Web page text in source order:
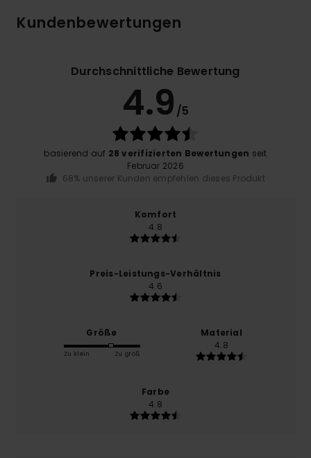
Kundenbewertungen
Durchschnittliche Bewertung
4.9 /5
basierend auf 28 verifizierten Bewertungen seit
Februar 2026
68% unserer Kunden empfehlen dieses Produkt
Komfort
4.8
Preis-Leistungs-Verhältnis
4.6
Größe
Zu klein Zu groß
Material
4.8
Farbe
4.8